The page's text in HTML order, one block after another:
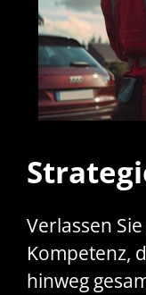
Verlassen
Kompetenz,
hinweg